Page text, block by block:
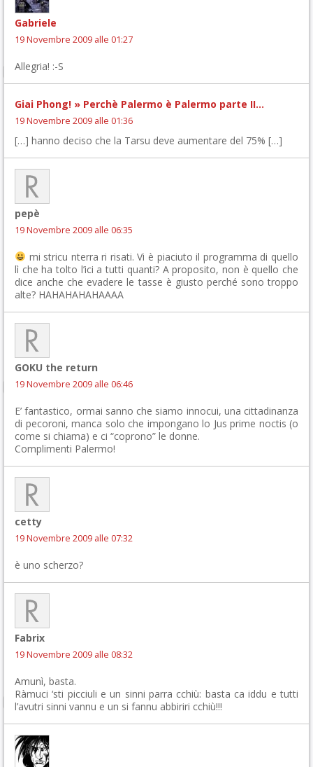
Gabriele
19 Novembre 2009 alle 01:27
Allegria! :-S
Giai Phong! » Perchè Palermo è Palermo parte II…
19 Novembre 2009 alle 01:36
[…] hanno deciso che la Tarsu deve aumentare del 75% […]
pepè
19 Novembre 2009 alle 06:35
mi stricu nterra ri risati. Vi è piaciuto il programma di quello
lì che ha tolto l’ici a tutti quanti? A proposito, non è quello che
dice anche che evadere le tasse è giusto perché sono troppo
alte? HAHAHAHAHAAAA
GOKU the return
19 Novembre 2009 alle 06:46
E’ fantastico, ormai sanno che siamo innocui, una cittadinanza
di pecoroni, manca solo che impongano lo Jus prime noctis (o
come si chiama) e ci “coprono” le donne.
Complimenti Palermo!
cetty
19 Novembre 2009 alle 07:32
è uno scherzo?
Fabrix
19 Novembre 2009 alle 08:32
Amunì, basta.
Ràmuci ‘sti picciuli e un sinni parra cchiù: basta ca iddu e tutti
l’avutri sinni vannu e un si fannu abbiriri cchiù!!!